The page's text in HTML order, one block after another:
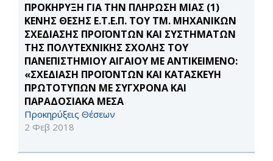
ΠΡΟΚΗΡΥΞΗ ΓΙΑ ΤΗΝ ΠΛΗΡΩΣΗ ΜΙΑΣ (1)
ΚΕΝΗΣ ΘΕΣΗΣ Ε.Τ.Ε.Π. ΤΟΥ ΤΜ. ΜΗΧΑΝΙΚΩΝ
ΣΧΕΔΙΑΣΗΣ ΠΡΟΪΟΝΤΩΝ ΚΑΙ ΣΥΣΤΗΜΑΤΩΝ
ΤΗΣ ΠΟΛΥΤΕΧΝΙΚΗΣ ΣΧΟΛΗΣ ΤΟΥ
ΠΑΝΕΠΙΣΤΗΜΙΟΥ ΑΙΓΑΙΟΥ ΜΕ ΑΝΤΙΚΕΙΜΕΝΟ:
«ΣΧΕΔΙΑΣΗ ΠΡΟΪΟΝΤΩΝ ΚΑΙ ΚΑΤΑΣΚΕΥΗ
ΠΡΩΤΟΤΥΠΩΝ ΜΕ ΣΥΓΧΡΟΝΑ ΚΑΙ
ΠΑΡΑΔΟΣΙΑΚΑ ΜΕΣΑ
Προκηρύξεις Θέσεων
2 Φεβ 2018